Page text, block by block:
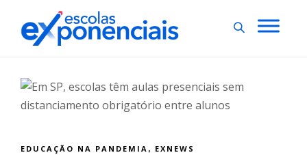
EDUCAÇÃO NA PANDEMIA , EXNEWS